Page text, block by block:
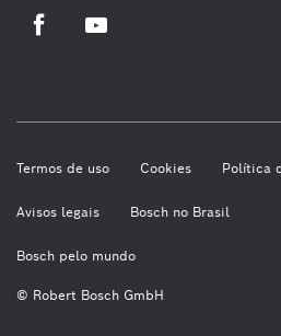
© Robert Bosch GmbH
Termos de uso Cookies Política
Avisos legais Bosch no Brasil
Bosch pelo mundo